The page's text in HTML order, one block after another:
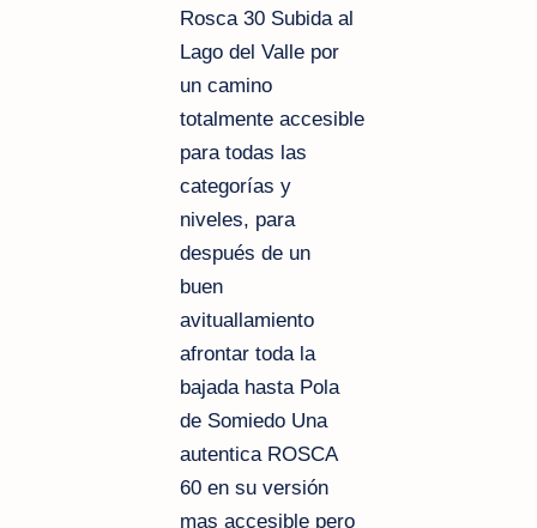
Rosca 30 Subida al
Lago del Valle por
un camino
totalmente accesible
para todas las
categorías y
niveles, para
después de un
buen
avituallamiento
afrontar toda la
bajada hasta Pola
de Somiedo Una
autentica ROSCA
60 en su versión
mas accesible pero